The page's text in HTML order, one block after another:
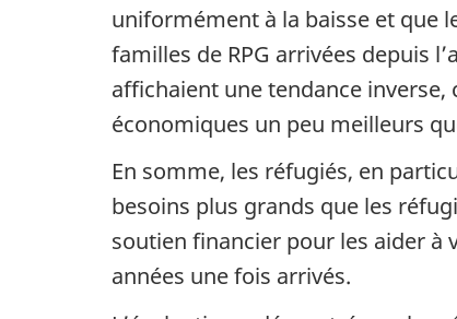
uniformément à la baisse et que
familles de RPG arrivées depuis
affichaient une tendance inverse,
économiques un peu meilleurs
En somme, les réfugiés, en
besoins plus grands que les
soutien financier pour les aider à
années une fois arrivés.